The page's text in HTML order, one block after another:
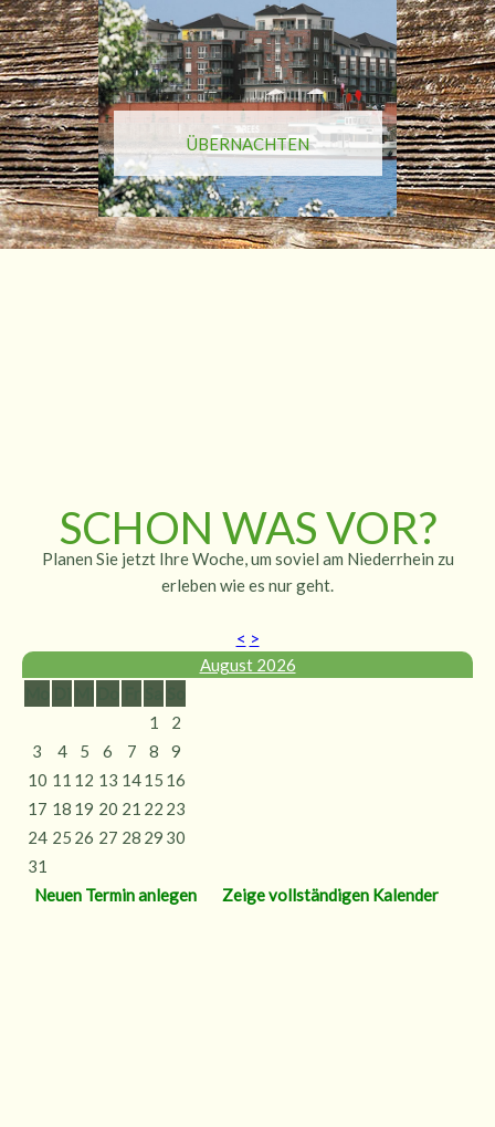
ÜBERNACHTEN
SCHON WAS VOR?
Planen Sie jetzt Ihre Woche, um soviel am Niederrhein zu
erleben wie es nur geht.
< >
August 2026
1
2
3
4 5 6 7 8
9
10 11 12 13 1415 16
17 18 19 20 21 22 23
24 25 26 27 28 29 30
31
Neuen Termin anlegen
Zeige vollständigen Kalender